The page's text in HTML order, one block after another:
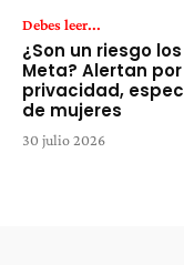
Debes leer...
¿Son un riesgo
Meta? Alertan por
privacidad,
de mujeres
30 julio 2026